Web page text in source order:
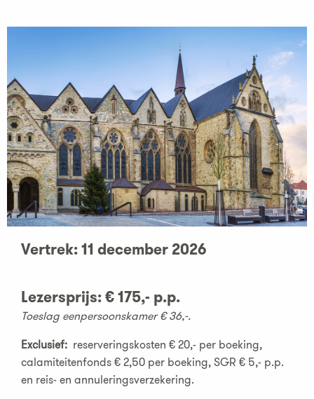
Vertrek: 11 december 2026
Lezersprijs: € 175,- p.p.
Toeslag eenpersoonskamer € 36,-.
Exclusief: reserveringskosten € 20,- per boeking,
calamiteitenfonds € 2,50 per boeking, SGR € 5,- p.p.
en reis- en annuleringsverzekering.